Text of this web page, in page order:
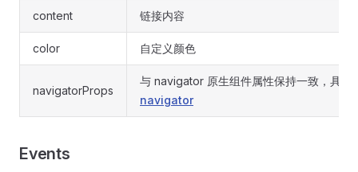
content 链接内容
color 自定义颜色
navigatorProps
与 navigator 原生组件属性保持一致，具体
navigator
Events